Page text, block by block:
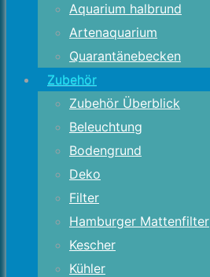
Aquarium halbrund
Artenaquarium
Quarantänebecken
Zubehör
Zubehör Überblick
Beleuchtung
Bodengrund
Deko
Filter
Hamburger Mattenfilter
Kescher
Kühler